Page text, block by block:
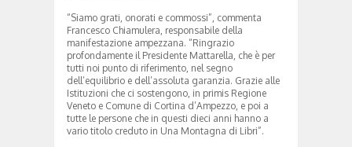
“Siamo grati, onorati e commossi”, commenta
Francesco Chiamulera, responsabile della
manifestazione ampezzana. “Ringrazio
profondamente il Presidente Mattarella, che è per
tutti noi punto di riferimento, nel segno
dell’equilibrio e dell’assoluta garanzia. Grazie alle
Istituzioni che ci sostengono, in primis Regione
Veneto e Comune di Cortina d’Ampezzo, e poi a
tutte le persone che in questi dieci anni hanno a
vario titolo creduto in Una Montagna di Libri”.